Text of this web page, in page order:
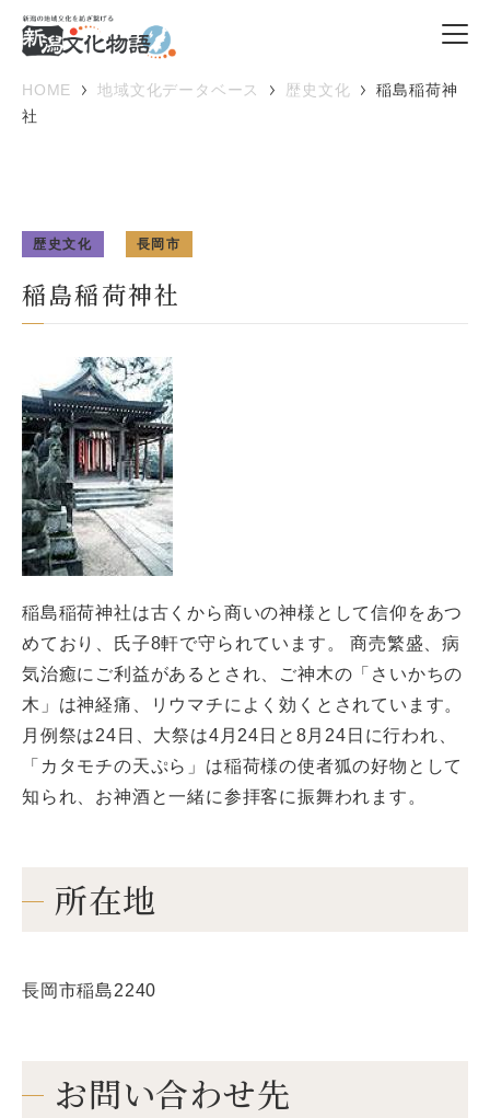
HOME 地域文化データベース 歴史文化
稲島稲荷神
社
歴史文化 長岡市
稲島稲荷神社
稲島稲荷神社は古くから商いの神様として信仰をあつ
めており、氏子8軒で守られています。 商売繁盛、病
気治癒にご利益があるとされ、ご神木の「さいかちの
木」は神経痛、リウマチによく効くとされています。
月例祭は24日、大祭は4月24日と8月24日に行われ、
「カタモチの天ぷら」は稲荷様の使者狐の好物として
知られ、お神酒と一緒に参拝客に振舞われます。
所在地
長岡市稲島2240
お問い合わせ先